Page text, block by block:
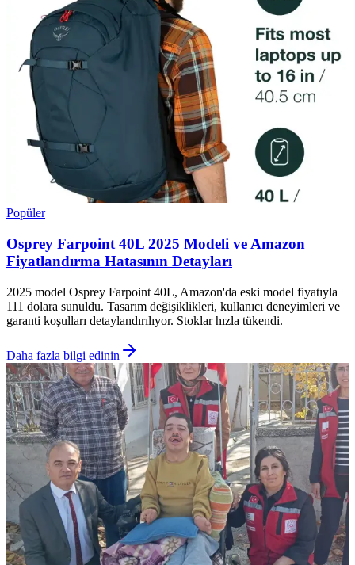
Popüler
Osprey Farpoint 40L 2025 Modeli ve Amazon
Fiyatlandırma Hatasının Detayları
2025 model Osprey Farpoint 40L, Amazon'da eski model fiyatıyla
111 dolara sunuldu. Tasarım değişiklikleri, kullanıcı deneyimleri ve
garanti koşulları detaylandırılıyor. Stoklar hızla tükendi.
Daha fazla bilgi edinin